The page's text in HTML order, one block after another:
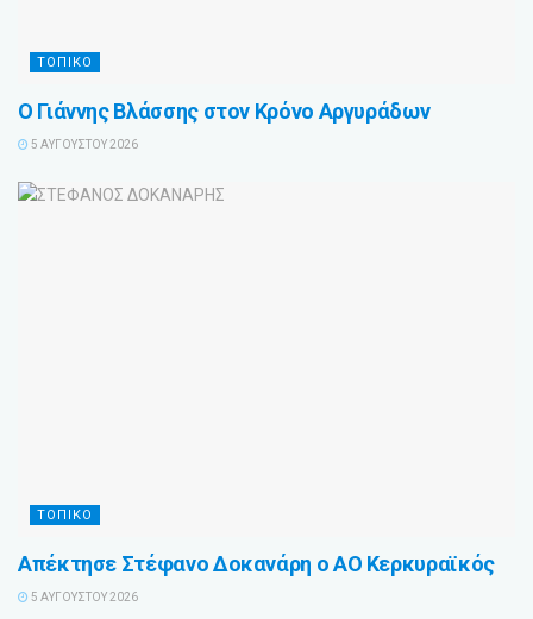
ΤΟΠΙΚΟ
Ο Γιάννης Βλάσσης στον Κρόνο Αργυράδων
5 ΑΥΓΟΎΣΤΟΥ 2026
ΤΟΠΙΚΟ
Απέκτησε Στέφανο Δοκανάρη ο ΑΟ Κερκυραϊκός
5 ΑΥΓΟΎΣΤΟΥ 2026